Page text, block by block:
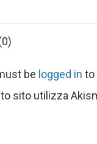
be logged in to
sito utilizza